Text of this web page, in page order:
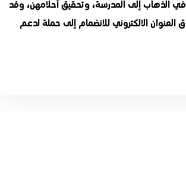
الذهاب إلى المدرسة، وتحقيق أحلامهن، وقد
الالكتروني للانضمام إلى حملة لدعم